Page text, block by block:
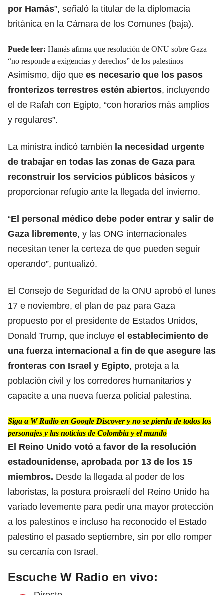
por Hamás”, señaló la titular de la diplomacia
británica en la Cámara de los Comunes (baja).
Puede leer: Hamás afirma que resolución de ONU sobre Gaza
“no responde a exigencias y derechos” de los palestinos
Asimismo, dijo que es necesario que los pasos
fronterizos terrestres estén abiertos, incluyendo
el de Rafah con Egipto, “con horarios más amplios
y regulares”.
La ministra indicó también la necesidad urgente
de trabajar en todas las zonas de Gaza para
reconstruir los servicios públicos básicos y
proporcionar refugio ante la llegada del invierno.
“El personal médico debe poder entrar y salir de
Gaza libremente, y las ONG internacionales
necesitan tener la certeza de que pueden seguir
operando”, puntualizó.
El Consejo de Seguridad de la ONU aprobó el lunes
17 e noviembre, el plan de paz para Gaza
propuesto por el presidente de Estados Unidos,
Donald Trump, que incluye el establecimiento de
una fuerza internacional a fin de que asegure las
fronteras con Israel y Egipto, proteja a la
población civil y los corredores humanitarios y
capacite a una nueva fuerza policial palestina.
Siga a W Radio en Google Discover y no se pierda de todos los
personajes y las noticias de Colombia y el mundo
El Reino Unido votó a favor de la resolución
estadounidense, aprobada por 13 de los 15
miembros. Desde la llegada al poder de los
laboristas, la postura proisraelí del Reino Unido ha
variado levemente para pedir una mayor protección
a los palestinos e incluso ha reconocido el Estado
palestino el pasado septiembre, sin por ello romper
su cercanía con Israel.
Escuche W Radio en vivo: